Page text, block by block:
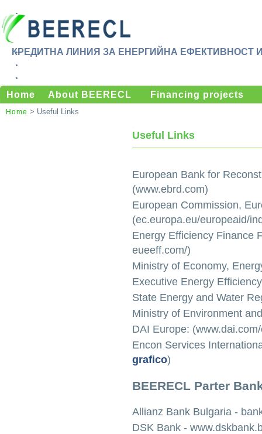
КРЕДИТНА ЛИНИЯ ЗА ЕНЕРГИЙНА
Home About BEERECL Financing projects
Home > Useful Links
Useful Links
European Bank for
(www.ebrd.com)
European Commission,
(ec.europa.eu/europeaid/
Energy Efficiency Finance
eueeff.com/)
Ministry of Economy,
Executive Energy
State Energy and Water
Ministry of Environment
DAI Europe:
Encon Services
grafico)
BEERECL Parter
Allianz Bank Bulgaria -
DSK Bank -